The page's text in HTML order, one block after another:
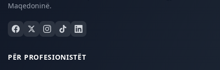
Maqedoninë.
PËR PROFESIONISTËT